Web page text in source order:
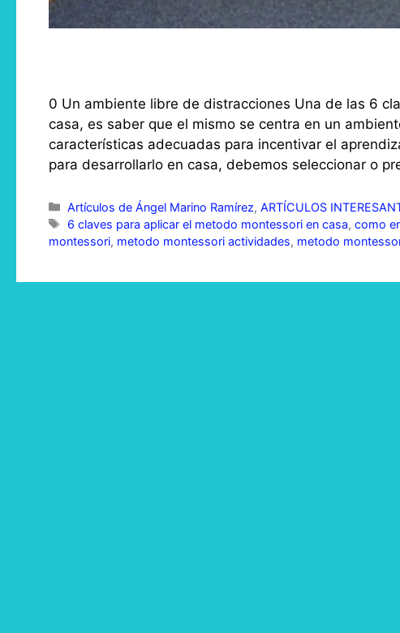
0 Un ambiente libre de distracciones Una de las 6
casa, es saber que el mismo se centra en un
características adecuadas para incentivar el
para desarrollarlo en casa, debemos seleccionar o
Categorías
Artículos de Ángel Marino Ramírez, ARTÍCULOS
Etiquetas
6 claves para aplicar el metodo montessori en casa, como
montessori, metodo montessori actividades, metodo